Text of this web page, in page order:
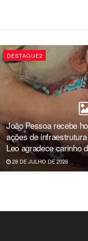
DESTAQUE2
João Pessoa recebe
ações de
Leo agradece carinho
28 DE JULHO DE 2026